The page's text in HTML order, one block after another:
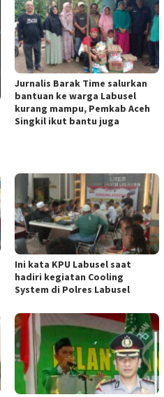
Jurnalis Barak Time salurkan
bantuan ke warga Labusel
kurang mampu, Pemkab Aceh
Singkil ikut bantu juga
Ini kata KPU Labusel saat
hadiri kegiatan Cooling
System di Polres Labusel